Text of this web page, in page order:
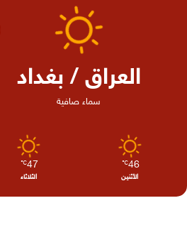
العراق / بغداد
سماء صافية
46
℃
الأثنين
47
℃
الثلاثاء